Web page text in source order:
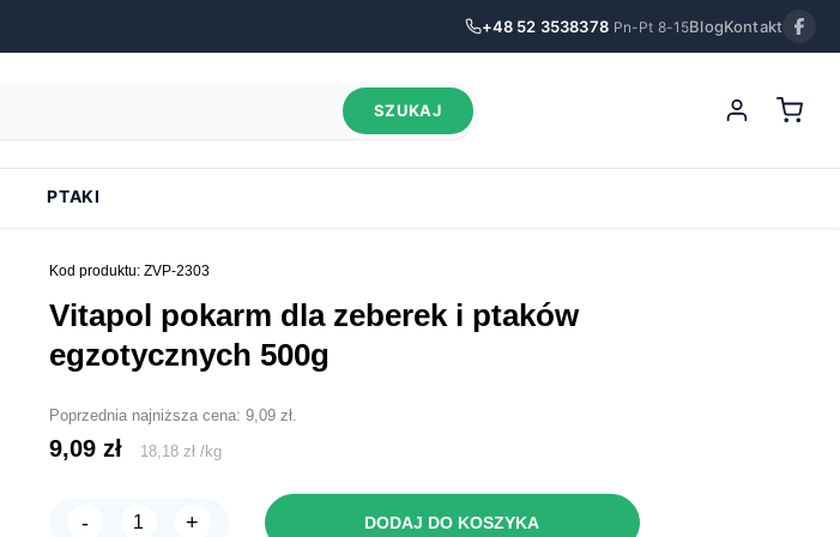
+48 52 3538378 Pn-Pt 8-15BlogKontakt
SZUKAJ
PTAKI
Kod produktu: ZVP-2303
vitapol pokarm dla zeberek i ptaków
egzotycznych 500g
Poprzednia najniższa cena: 9,09 zł.
9,09 zł 18,18 zł /kg
-
ilość
+ DODAJ DO KOSZYKA